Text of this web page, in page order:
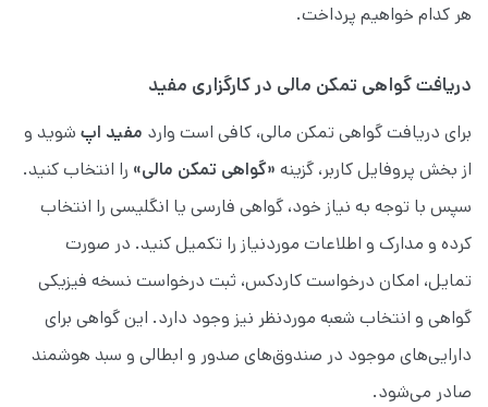
هر کدام خواهیم پرداخت.
دریافت گواهی تمکن مالی در کارگزاری مفید
برای دریافت گواهی تمکن مالی، کافی است وارد مفید اپ شوید و
از بخش پروفایل کاربر، گزینه «گواهی تمکن مالی» را انتخاب کنید.
سپس با توجه به نیاز خود، گواهی فارسی یا انگلیسی را انتخاب
کرده و مدارک و اطلاعات موردنیاز را تکمیل کنید. در صورت
تمایل، امکان درخواست کاردکس، ثبت درخواست نسخه فیزیکی
گواهی و انتخاب شعبه موردنظر نیز وجود دارد. این گواهی برای
دارایی‌های موجود در صندوق‌های صدور و ابطالی و سبد هوشمند
صادر می‌شود.